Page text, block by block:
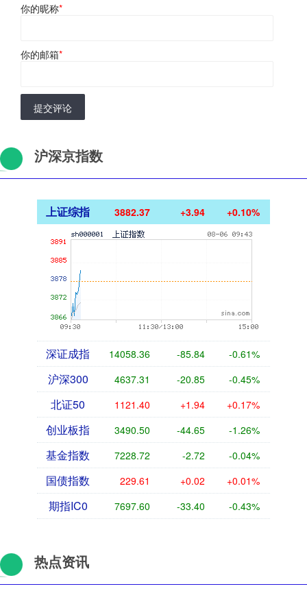
你的昵称*
你的邮箱*
提交评论
沪深京指数
上证综指 3882.37 +3.94 +0.10%
深证成指 14058.36 -85.84 -0.61%
沪深300 4637.31 -20.85 -0.45%
北证50 1121.40 +1.94 +0.17%
创业板指 3490.50 -44.65 -1.26%
基金指数 7228.72 -2.72 -0.04%
国债指数 229.61 +0.02 +0.01%
期指IC0 7697.60 -33.40 -0.43%
热点资讯